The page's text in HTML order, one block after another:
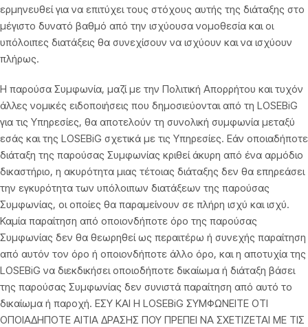
ερμηνευθεί για να επιτύχει τους στόχους αυτής της διάταξης στο
μέγιστο δυνατό βαθμό από την ισχύουσα νομοθεσία και οι
υπόλοιπες διατάξεις θα συνεχίσουν να ισχύουν και να ισχύουν
πλήρως.
Η παρούσα Συμφωνία, μαζί με την Πολιτική Απορρήτου και τυχόν
άλλες νομικές ειδοποιήσεις που δημοσιεύονται από τη LOSEBiG
για τις Υπηρεσίες, θα αποτελούν τη συνολική συμφωνία μεταξύ
εσάς και της LOSEBiG σχετικά με τις Υπηρεσίες. Εάν οποιαδήποτε
διάταξη της παρούσας Συμφωνίας κριθεί άκυρη από ένα αρμόδιο
δικαστήριο, η ακυρότητα μιας τέτοιας διάταξης δεν θα επηρεάσει
την εγκυρότητα των υπόλοιπων διατάξεων της παρούσας
Συμφωνίας, οι οποίες θα παραμείνουν σε πλήρη ισχύ και ισχύ.
Καμία παραίτηση από οποιονδήποτε όρο της παρούσας
Συμφωνίας δεν θα θεωρηθεί ως περαιτέρω ή συνεχής παραίτηση
από αυτόν τον όρο ή οποιονδήποτε άλλο όρο, και η αποτυχία της
LOSEBiG να διεκδικήσει οποιοδήποτε δικαίωμα ή διάταξη βάσει
της παρούσας Συμφωνίας δεν συνιστά παραίτηση από αυτό το
δικαίωμα ή παροχή. ΕΣΥ ΚΑΙ Η LOSEBiG ΣΥΜΦΩΝΕΙΤΕ ΟΤΙ
ΟΠΟΙΑΔΗΠΟΤΕ ΑΙΤΙΑ ΔΡΑΣΗΣ ΠΟΥ ΠΡΕΠΕΙ ΝΑ ΣΧΕΤΙΖΕΤΑΙ ΜΕ ΤΙΣ